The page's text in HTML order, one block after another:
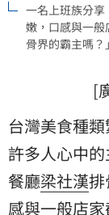
一名上班族分
嫩，口感與一
骨界的霸主嗎？
[
台灣美食種
許多人心中
餐廳梁社漢
感與一般店